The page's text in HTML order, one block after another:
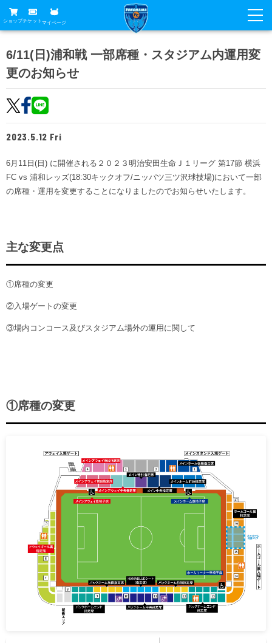
ショップチケット マイページ
グッズ
ホームタウン
トップチーム
メディア
試合
試合
試合日程
チケット
チケットガイド
席種・価格表
チケット購入方法
チーム
選手・スタッフ
スケジュール
観戦ガイド
横浜FC観戦ガイド
観戦ルール・マナー
フリ丸のページ
サステナビリティ
ホームタウン活動
ゲームスチュワード
学生インターンシップ
クラブメンバー
スタータークラブ
スペシャルコンテンツ
アカデミー
育成ビジョン
サッカースクール
お問い合わせ
6/11(日)浦和戦 一部席種・スタジアム内運用変
更のお知らせ
2023.5.12 Fri
6月11日(日) に開催される２０２３明治安田生命Ｊ１リーグ 第17節 横浜
FC vs 浦和レッズ(18:30キックオフ/ニッパツ三ツ沢球技場)において一部
の席種・運用を変更することになりましたのでお知らせいたします。
主な変更点
①席種の変更
②入場ゲートの変更
③場内コンコース及びスタジアム場外の運用に関して
①席種の変更